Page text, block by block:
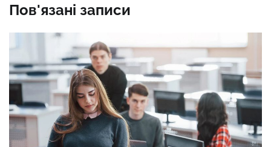
Пов'язані записи